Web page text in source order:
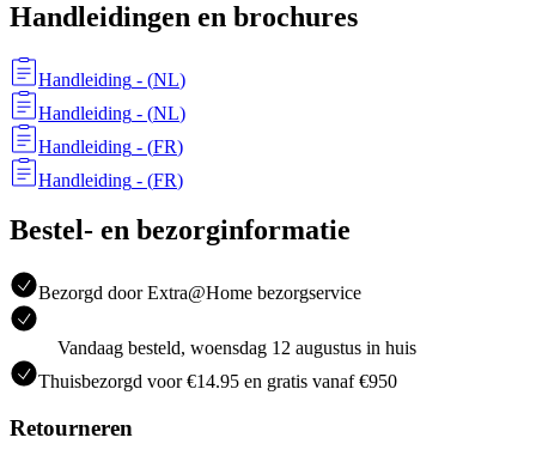
Handleidingen en brochures
Handleiding - (NL)
Handleiding - (NL)
Handleiding - (FR)
Handleiding - (FR)
Bestel- en bezorginformatie
Bezorgd door Extra@Home bezorgservice
Vandaag besteld, woensdag 12 augustus in huis
Thuisbezorgd voor €14.95 en gratis vanaf €950
Retourneren